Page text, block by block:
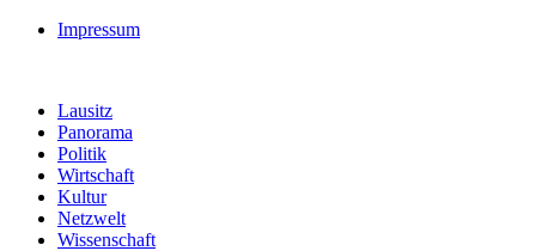
Impressum
Lausitz
Panorama
Politik
Wirtschaft
Kultur
Netzwelt
Wissenschaft